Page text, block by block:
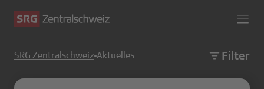
SRG Zentralschweiz Aktuelles Filter